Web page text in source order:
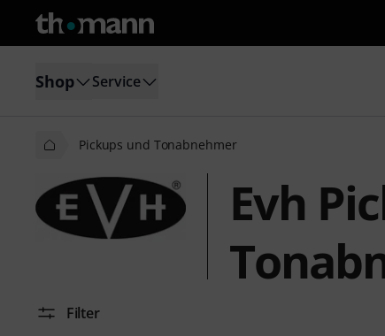
Shop Service
Pickups und Tonabnehmer
Evh
Filter